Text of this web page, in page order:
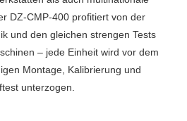
DZ-CMP-400 profitiert von der
und den gleichen strengen Tests
– jede Einheit wird vor dem
Montage, Kalibrierung und
unterzogen.